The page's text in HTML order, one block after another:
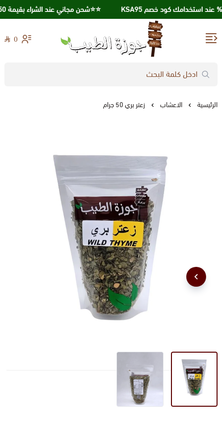
⭐️⭐️شحن مجاني عند الشراء بقيمة 250 ريال ⭐️⭐️ احصل علي خصم 10% عند استخدامك كود خصم KSA95
جوزة الطيب 0
الرئيسية الاعشاب زعتر بري 50 جرام